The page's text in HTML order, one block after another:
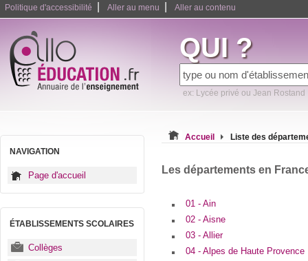
Politique d'accessibilité Aller au menu Aller au contenu
QUI ?
ex: Lycée privé ou Jean Rostand
NAVIGATION
Page d'accueil
ÉTABLISSEMENTS SCOLAIRES
Collèges
Accueil Liste des
Les départements en
01 - Ain
02 - Aisne
03 - Allier
04 - Alpes de Haute Provence